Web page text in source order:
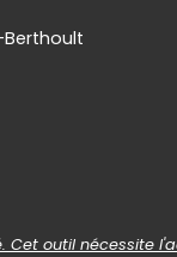
Berthoult
Cet outil nécessite